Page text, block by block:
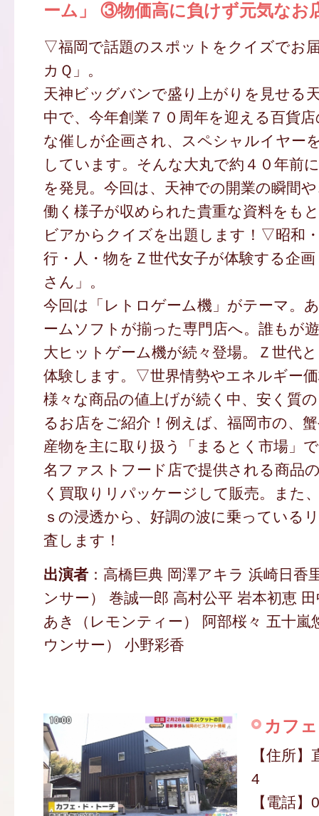
ーム」 ③物価高に負けず元気なお
▽福岡で話題のスポットをクイズでお
カＱ」。
天神ビッグバンで盛り上がりを見せる
中で、今年創業７０周年を迎える百貨
な催しが企画され、スペシャルイヤー
しています。そんな大丸で約４０年前
を発見。今回は、天神での開業の瞬間
働く様子が収められた貴重な資料をも
ビアからクイズを出題します！▽昭和
行・人・物をＺ世代女子が体験する企
さん」。
今回は「レトロゲーム機」がテーマ。
ームソフトが揃った専門店へ。誰もが
大ヒットゲーム機が続々登場。Ｚ世代
体験します。▽世界情勢やエネルギー
様々な商品の値上げが続く中、安く質
るお店をご紹介！例えば、福岡市の、
産物を主に取り扱う「まるとく市場」
名ファストフード店で提供される商品
く買取りリパッケージして販売。また
ｓの浸透から、好調の波に乗っている
査します！
出演者：高橋巨典 岡澤アキラ 浜崎日香
ンサー） 巻誠一郎 高村公平 岩本初恵
あき（レモンティー） 阿部桜々 五十嵐
ウンサー） 小野彩香
カフ
【住所
4
【電話